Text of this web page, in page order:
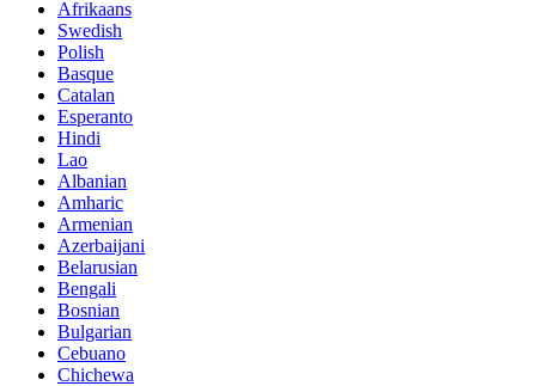
Afrikaans
Swedish
Polish
Basque
Catalan
Esperanto
Hindi
Lao
Albanian
Amharic
Armenian
Azerbaijani
Belarusian
Bengali
Bosnian
Bulgarian
Cebuano
Chichewa